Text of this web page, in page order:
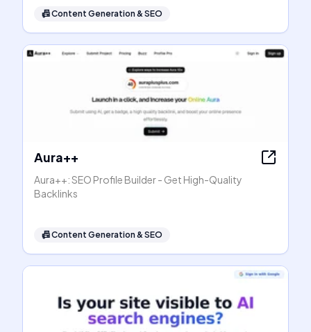
📠Content Generation & SEO
Aura++
Aura++: SEO Profile Builder - Get High-Quality
Backlinks
📠Content Generation & SEO